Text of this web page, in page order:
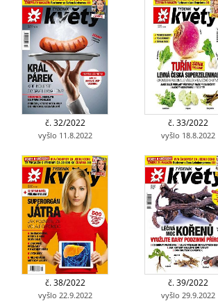
č. 32/2022
vyšlo 11.8.2022
č. 33/2022
vyšlo 18.8.2022
č. 38/2022
vyšlo 22.9.2022
č. 39/2022
vyšlo 29.9.2022